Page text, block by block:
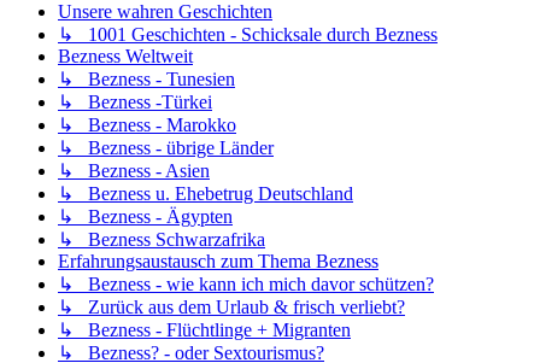
Unsere wahren Geschichten
↳ 1001 Geschichten - Schicksale durch Bezness
Bezness Weltweit
↳ Bezness - Tunesien
↳ Bezness -Türkei
↳ Bezness - Marokko
↳ Bezness - übrige Länder
↳ Bezness - Asien
↳ Bezness u. Ehebetrug Deutschland
↳ Bezness - Ägypten
↳ Bezness Schwarzafrika
Erfahrungsaustausch zum Thema Bezness
↳ Bezness - wie kann ich mich davor schützen?
↳ Zurück aus dem Urlaub & frisch verliebt?
↳ Bezness - Flüchtlinge + Migranten
↳ Bezness? - oder Sextourismus?